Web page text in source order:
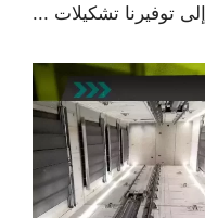
توفيرنا تشكيلات ...